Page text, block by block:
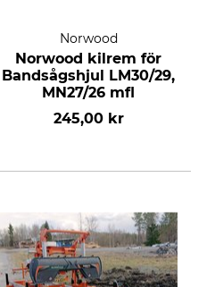
Norwood
Norwood kilrem för
Bandsågshjul LM30/29,
MN27/26 mfl
245,00 kr